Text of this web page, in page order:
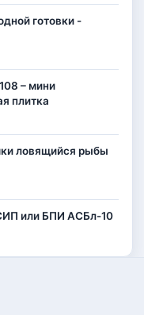
готовки -
– мини
плитка
ловящийся рыбы
или БПИ АСБл-10